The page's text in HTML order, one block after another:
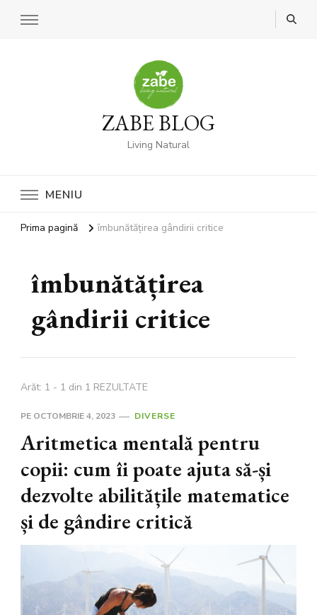
ZABE BLOG
Living Natural
MENIU
Prima pagină îmbunătățirea gândirii critice
îmbunătățirea
gândirii critice
Arăt: 1 - 1 din 1 REZULTATE
PE OCTOMBRIE 4, 2023 DIVERSE
Aritmetica mentală pentru
copii: cum îi poate ajuta să-și
dezvolte abilitățile matematice
și de gândire critică